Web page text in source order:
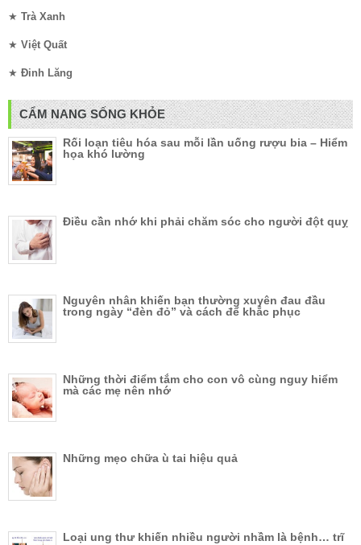
★ Trà Xanh
★ Việt Quất
★ Đinh Lăng
CẨM NANG SỐNG KHỎE
Rối loạn tiêu hóa sau mỗi lần uống rượu bia – Hiểm
họa khó lường
Điều cần nhớ khi phải chăm sóc cho người đột quỵ
Nguyên nhân khiến bạn thường xuyên đau đầu
trong ngày “đèn đỏ” và cách để khắc phục
Những thời điểm tắm cho con vô cùng nguy hiểm
mà các mẹ nên nhớ
Những mẹo chữa ù tai hiệu quả
Loại ung thư khiến nhiều người nhầm là bệnh… trĩ